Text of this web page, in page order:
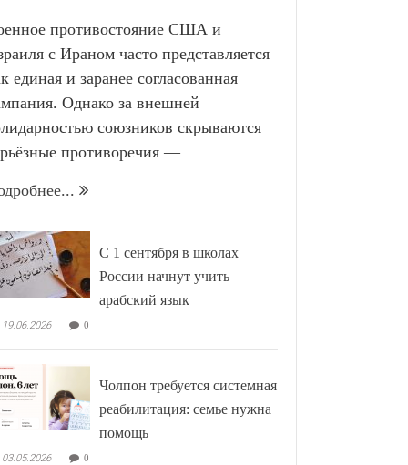
противостояние США и
с Ираном часто представляется
единая и заранее согласованная
Однако за внешней
союзников скрываются
противоречия —
С 1 сентября в школах
России начнут учить
арабский язык
19.06.2026 0
Чолпон требуется системная
реабилитация: семье нужна
помощь
03.05.2026 0